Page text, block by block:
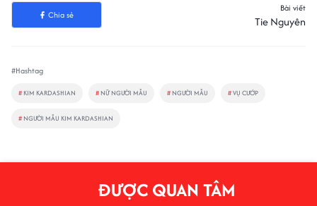
Chia sẻ
Bài viết
Tie Nguyên
#Hashtag
# KIM KARDASHIAN # NỮ NGƯỜI MẪU # NGƯỜI MẪU #VỤ CƯỚP
# NGƯỜI MẪU KIM KARDASHIAN
ĐƯỢC QUAN TÂM